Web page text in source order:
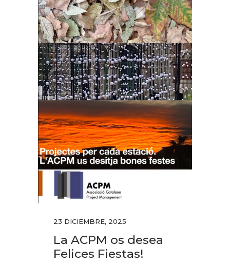
23 DICIEMBRE, 2025
La ACPM os desea
Felices Fiestas!